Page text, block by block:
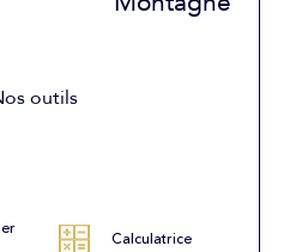
Nos outils
Calculatrice